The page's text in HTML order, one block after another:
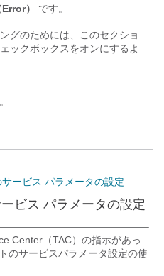
） です。
グのためには、このセクショ
ックボックスをオンにするよ
ービス パラメータの設定
ビス パラメータの設定
Center（TAC）の指示があっ
のサービスパラメータ設定の使